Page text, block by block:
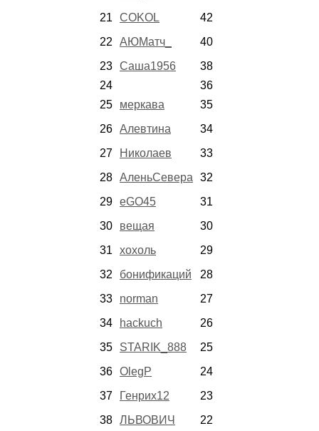
21
COKOL
42
22
АЮМатч_
40
23 Саша1956
38
24
36
25
меркава
35
26 Алевтина
34
27
Николаев
33
28 АленьСевера
32
29 eGO45
31
30
вещая
30
31
хохоль
29
32
бонификаций
28
33
norman
27
34
hackuch
26
35
STARIK_888
25
36 OlegP
24
37
Генрих12
23
38 ЛЬВОВИЧ
22